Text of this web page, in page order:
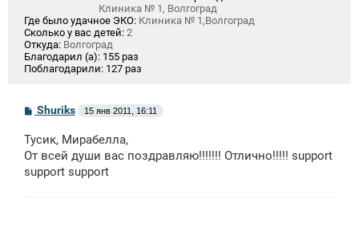
Клиника № 1, Волгоград
Где было удачное ЭКО: Клиника № 1,Волгоград
Сколько у вас детей: 2
Откуда: Волгоград
Благодарил (а): 155 раз
Поблагодарили: 127 раз
С
б
щ
н
Shuriks 15 янв 2011, 16:11
Тусик, Мирабелла,
От всей души вас поздравляю!!!!!!! Отлично!!!!! support
support support